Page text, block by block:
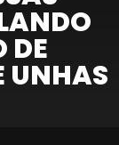
DE
UNHAS